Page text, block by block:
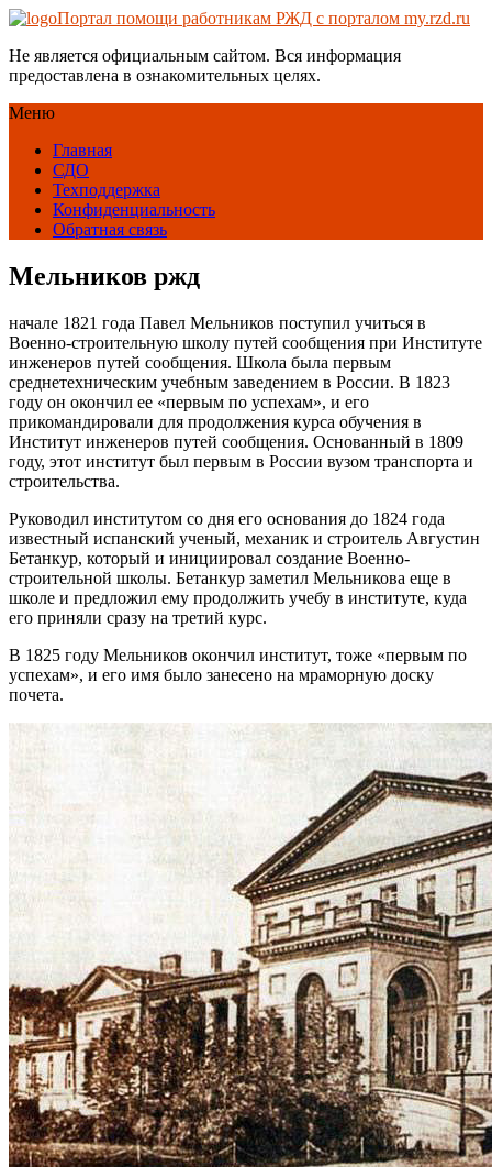
Портал помощи работникам РЖД с порталом my.rzd.ru
Не является официальным сайтом. Вся информация
предоставлена в ознакомительных целях.
Меню
Главная
СДО
Техподдержка
Конфиденциальность
Обратная связь
Мельников ржд
начале 1821 года Павел Мельников поступил учиться в
Военно-строительную школу путей сообщения при Институте
инженеров путей сообщения. Школа была первым
среднетехническим учебным заведением в России. В 1823
году он окончил ее «первым по успехам», и его
прикомандировали для продолжения курса обучения в
Институт инженеров путей сообщения. Основанный в 1809
году, этот институт был первым в России вузом транспорта и
строительства.
Руководил институтом со дня его основания до 1824 года
известный испанский ученый, механик и строитель Августин
Бетанкур, который и инициировал создание Военно-
строительной школы. Бетанкур заметил Мельникова еще в
школе и предложил ему продолжить учебу в институте, куда
его приняли сразу на третий курс.
В 1825 году Мельников окончил институт, тоже «первым по
успехам», и его имя было занесено на мраморную доску
почета.